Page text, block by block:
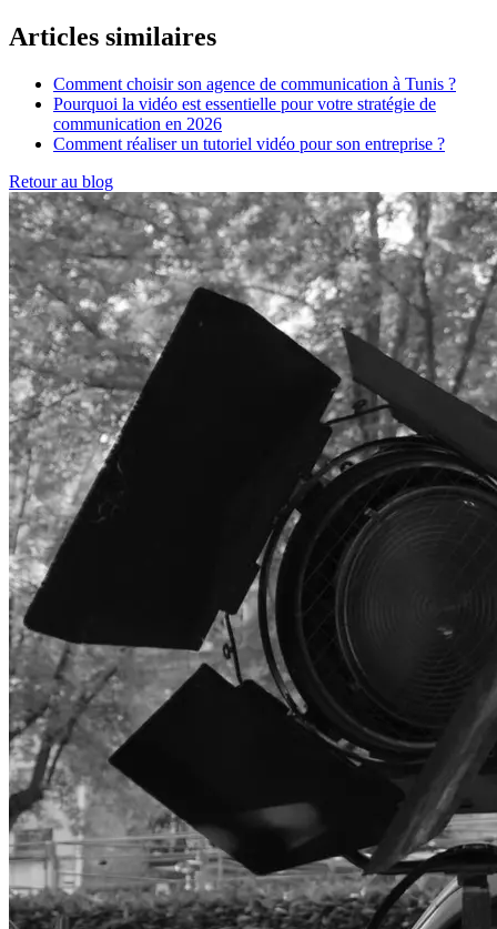
Articles similaires
Comment choisir son agence de communication à Tunis ?
Pourquoi la vidéo est essentielle pour votre stratégie de
communication en 2026
Comment réaliser un tutoriel vidéo pour son entreprise ?
Retour au blog